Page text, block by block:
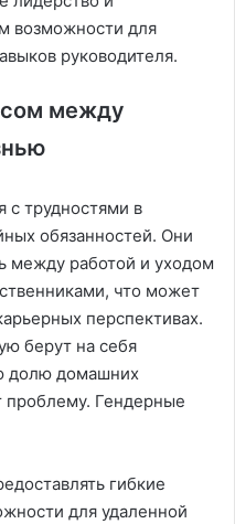
возможности для
руководителя.
между
трудностями в
обязанностей. Они
между работой и уходом
что может
перспективах.
берут на себя
долю домашних
проблему. Гендерные
гибкие
для удаленной